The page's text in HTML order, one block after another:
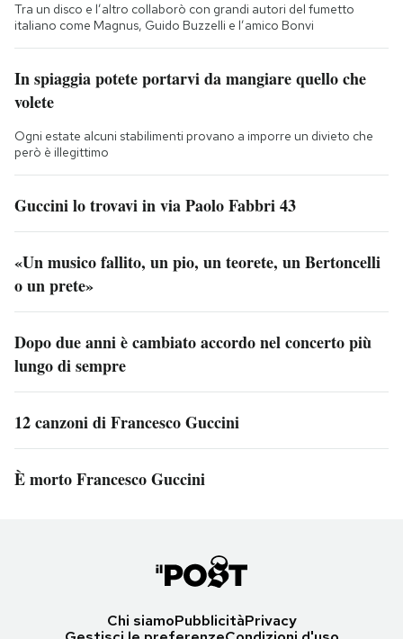
Tra un disco e l’altro collaborò con grandi autori del fumetto
italiano come Magnus, Guido Buzzelli e l’amico Bonvi
In spiaggia potete portarvi da mangiare quello che
volete
Ogni estate alcuni stabilimenti provano a imporre un divieto che
però è illegittimo
Guccini lo trovavi in via Paolo Fabbri 43
«Un musico fallito, un pio, un teorete, un Bertoncelli
o un prete»
Dopo due anni è cambiato accordo nel concerto più
lungo di sempre
12 canzoni di Francesco Guccini
È morto Francesco Guccini
Chi siamoPubblicitàPrivacy